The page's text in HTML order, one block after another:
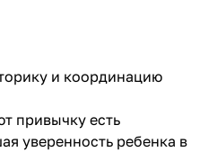
и координацию
привычку есть
уверенность ребенка в